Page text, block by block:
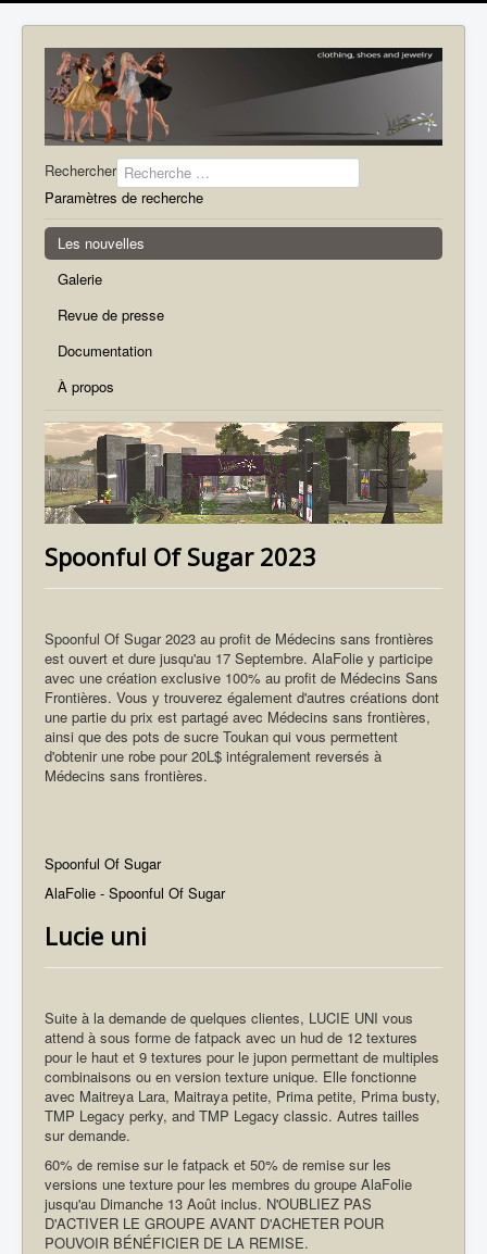
Rechercher
Paramètres de recherche
Les nouvelles
Galerie
Revue de presse
Documentation
À propos
Spoonful Of Sugar 2023
Spoonful Of Sugar 2023 au profit de Médecins sans frontières
est ouvert et dure jusqu'au 17 Septembre. AlaFolie y participe
avec une création exclusive 100% au profit de Médecins Sans
Frontières. Vous y trouverez également d'autres créations dont
une partie du prix est partagé avec Médecins sans frontières,
ainsi que des pots de sucre Toukan qui vous permettent
d'obtenir une robe pour 20L$ intégralement reversés à
Médecins sans frontières.
Spoonful Of Sugar
AlaFolie - Spoonful Of Sugar
Lucie uni
Suite à la demande de quelques clientes, LUCIE UNI vous
attend à sous forme de fatpack avec un hud de 12 textures
pour le haut et 9 textures pour le jupon permettant de multiples
combinaisons ou en version texture unique. Elle fonctionne
avec Maitreya Lara, Maitraya petite, Prima petite, Prima busty,
TMP Legacy perky, and TMP Legacy classic. Autres tailles
sur demande.
60% de remise sur le fatpack et 50% de remise sur les
versions une texture pour les membres du groupe AlaFolie
jusqu'au Dimanche 13 Août inclus. N'OUBLIEZ PAS
D'ACTIVER LE GROUPE AVANT D'ACHETER POUR
POUVOIR BÉNÉFICIER DE LA REMISE.